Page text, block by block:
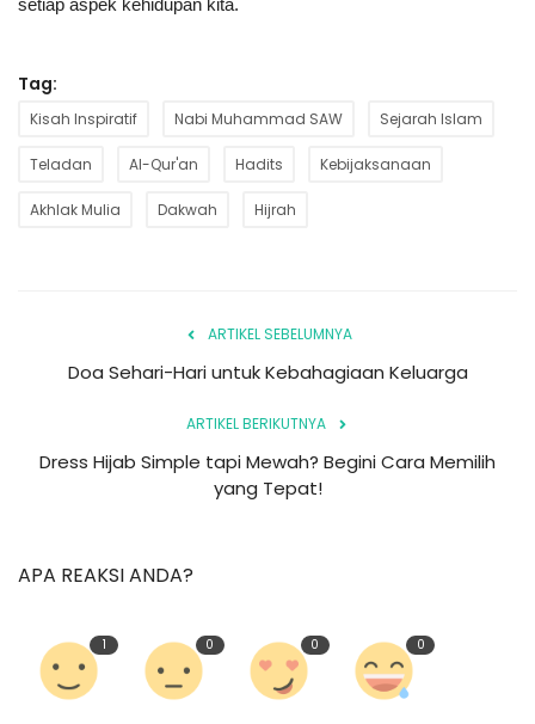
setiap aspek kehidupan kita.
Tag:
Kisah Inspiratif Nabi Muhammad SAW Sejarah Islam
Teladan Al-Qur'an Hadits Kebijaksanaan
Akhlak Mulia Dakwah Hijrah
ARTIKEL SEBELUMNYA
Doa Sehari-Hari untuk Kebahagiaan Keluarga
ARTIKEL BERIKUTNYA
Dress Hijab Simple tapi Mewah? Begini Cara Memilih
yang Tepat!
APA REAKSI ANDA?
1 0 0 0